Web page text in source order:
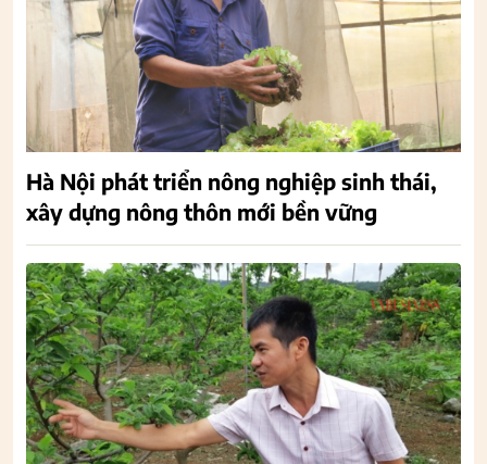
Hà Nội phát triển nông nghiệp sinh thái,
xây dựng nông thôn mới bền vững